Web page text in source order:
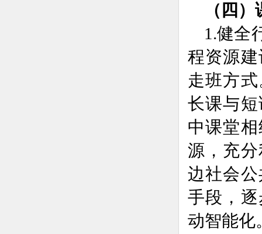
（四
1.健全
程资源
走班方
长课与
中课堂
源，充
边社会
手段，
动智能化